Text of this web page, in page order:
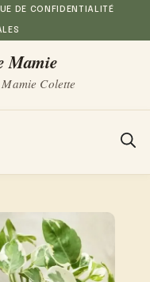
DE CONFIDENTIALITÉ
Mamie
Colette